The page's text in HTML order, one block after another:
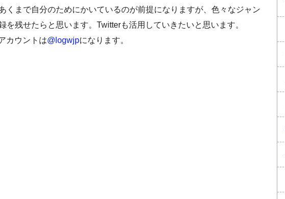
くまで自分のためにかいているのが前提になりますが、色々なジャン
を残せたらと思います。Twitterも活用していきたいと思います。
カウントは@logwjpになります。